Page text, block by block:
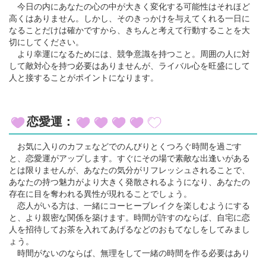
今日の内にあなたの心の中が大きく変化する可能性はそれほど
高くはありません。しかし、そのきっかけを与えてくれる一日に
なることだけは確かですから、きちんと考えて行動することを大
切にしてください。
より幸運になるためには、競争意識を持つこと。周囲の人に対
して敵対心を持つ必要はありませんが、ライバル心を旺盛にして
人と接することがポイントになります。
恋愛運：
お気に入りのカフェなどでのんびりとくつろぐ時間を過ごす
と、恋愛運がアップします。すぐにその場で素敵な出逢いがある
とは限りませんが、あなたの気分がリフレッシュされることで、
あなたの持つ魅力がより大きく発散されるようになり、あなたの
存在に目を奪われる異性が現れることでしょう。
恋人がいる方は、一緒にコーヒーブレイクを楽しむようにする
と、より親密な関係を築けます。時間が許すのならば、自宅に恋
人を招待してお茶を入れてあげるなどのおもてなしをしてみまし
ょう。
時間がないのならば、無理をして一緒の時間を作る必要はあり